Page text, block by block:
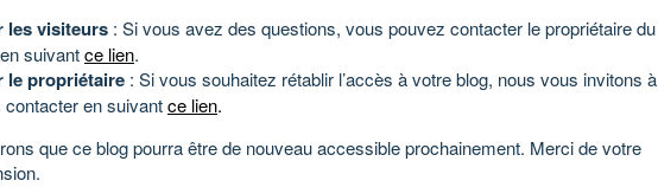
les visiteurs : Si vous avez des questions, vous pouvez contacter le propriétaire du
suivantce lien.
le propriétaire : Si vous souhaitez rétablir l’accès à votre blog, nous vous invitons à
contacter en suivantce lien.
que ce blog pourra être de nouveau accessible prochainement. Merci de votre